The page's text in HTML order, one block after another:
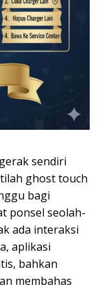
sendiri
ghost touch
bagi
ponsel seolah-
ada interaksi
aplikasi
bahkan
membahas